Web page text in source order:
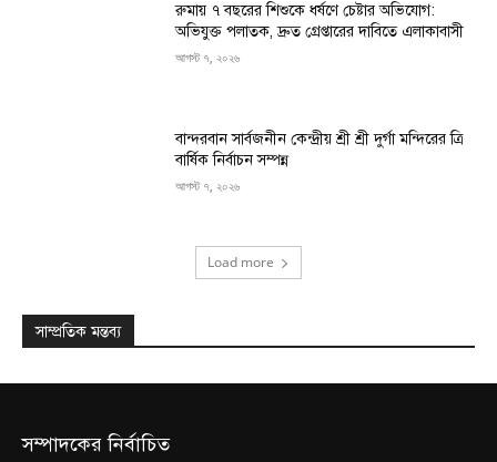
রুমায় ৭ বছরের শিশুকে ধর্ষণে চেষ্টার অভিযোগ:
অভিযুক্ত পলাতক, দ্রুত গ্রেপ্তারের দাবিতে এলাকাবাসী
আগস্ট ৭, ২০২৬
বান্দরবান সার্বজনীন কেন্দ্রীয় শ্রী শ্রী দুর্গা মন্দিরের ত্রি
বার্ষিক নির্বাচন সম্পন্ন
আগস্ট ৭, ২০২৬
Load more
সাম্প্রতিক মন্তব্য
সম্পাদকের নির্বাচিত